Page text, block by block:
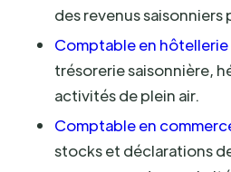
des revenus
Comptable en
trésorerie saisonnière,
activités de plein air.
Comptable en
stocks et déclarations